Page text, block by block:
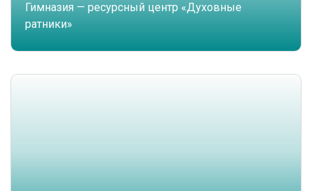
Гимназия — ресурсный центр «Духовные
ратники»